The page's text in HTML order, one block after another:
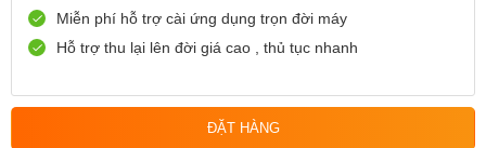
Miễn phí hỗ trợ cài ứng dụng trọn đời máy
Hỗ trợ thu lại lên đời giá cao , thủ tục nhanh
ĐẶT HÀNG